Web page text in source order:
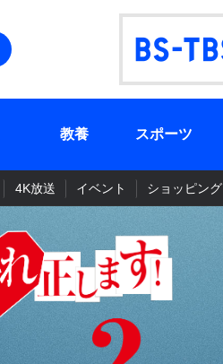
教養 スポーツ
4K放送 イベント ショッピング